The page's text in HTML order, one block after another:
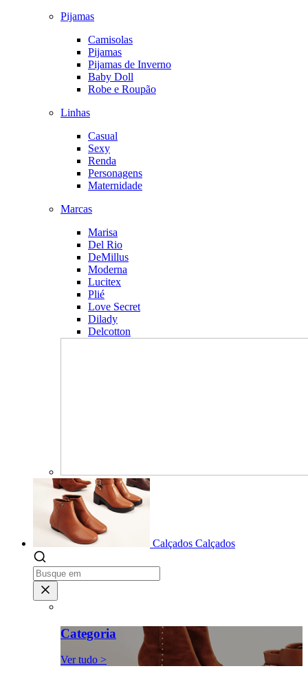
Pijamas
Camisolas
Pijamas
Pijamas de Inverno
Baby Doll
Robe e Roupão
Linhas
Casual
Sexy
Renda
Personagens
Maternidade
Marcas
Marisa
Del Rio
DeMillus
Moderna
Lucitex
Plié
Love Secret
Dilady
Delcotton
Calçados Calçados
Categoria
Ver tudo >